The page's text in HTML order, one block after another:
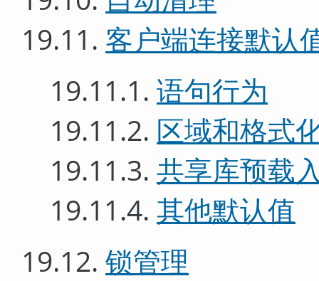
19.11. 客户端连接默认
19.11.1. 语句行为
19.11.2. 区域和格式
19.11.3. 共享库预载
19.11.4. 其他默认值
19.12. 锁管理